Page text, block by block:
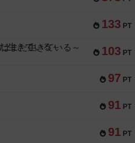
133 PT
103 PT
まだ生きている～
97 PT
91 PT
91 PT